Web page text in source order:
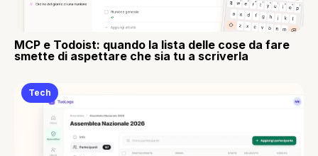
MCP e Todoist: quando la lista delle cose da fare
smette di aspettare che sia tu a scriverla
Tech